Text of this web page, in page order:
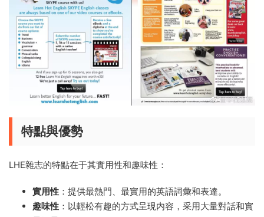
特點與優勢
LHE雜志的特點在于其實用性和趣味性：
實用性 ：提供最熱門、最實用的英語詞彙和表達。
趣味性 ：以輕松有趣的方式呈現内容，采用大量對話和實